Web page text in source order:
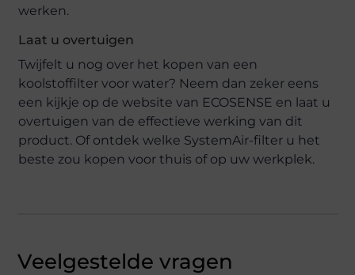
werken.
Laat u overtuigen
Twijfelt u nog over het kopen van een
koolstoffilter voor water? Neem dan zeker eens
een kijkje op de website van ECOSENSE en laat u
overtuigen van de effectieve werking van dit
product. Of ontdek welke SystemAir-filter u het
beste zou kopen voor thuis of op uw werkplek.
Veelgestelde vragen